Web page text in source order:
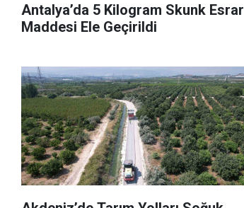
Antalya’da 5 Kilogram Skunk Esrar
Maddesi Ele Geçirildi